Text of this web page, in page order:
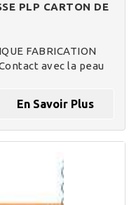
PLP CARTON DE
FABRICATION
avec la peau
En Savoir Plus